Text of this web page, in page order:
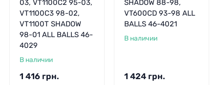
03, VT1100C2 95-03,
VT1100C3 98-02,
VT1100T SHADOW
98-01 ALL BALLS 46-
4029
В наличии
1 416 грн.
SHADOW 88-98,
VT600CD 93-98 ALL
BALLS 46-4021
В наличии
1 424 грн.